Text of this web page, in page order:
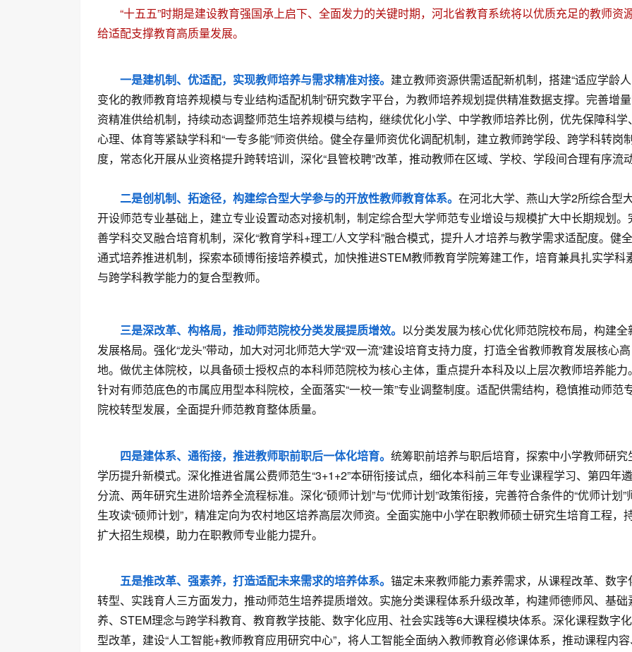
“十五五”时期是建设教育强国承上启下、全面发力的关键时期，河北省教育系统将以优质充足的教师资
给适配支撑教育高质量发展。
一是建机制、优适配，实现教师培养与需求精准对接。 建立教师资源供需适配新机制，搭建“适应学龄
变化的教师教育培养规模与专业结构适配机制”研究数字平台，为教师培养规划提供精准数据支撑。完善增
资精准供给机制，持续动态调整师范生培养规模与结构，继续优化小学、中学教师培养比例，优先保障科学、
心理、体育等紧缺学科和“一专多能”师资供给。健全存量师资优化调配机制，建立教师跨学段、跨学科转岗
度，常态化开展从业资格提升跨转培训，深化“县管校聘”改革，推动教师在区域、学校、学段间合理有序流动
二是创机制、拓途径，构建综合型大学参与的开放性教师教育体系。 在河北大学、燕山大学2所综合型
开设师范专业基础上，建立专业设置动态对接机制，制定综合型大学师范专业增设与规模扩大中长期规划。
善学科交叉融合培育机制，深化“教育学科+理工/人文学科”融合模式，提升人才培养与教学需求适配度。健
通式培养推进机制，探索本硕博衔接培养模式，加快推进STEM教师教育学院筹建工作，培育兼具扎实学科
与跨学科教学能力的复合型教师。
三是深改革、构格局，推动师范院校分类发展提质增效。 以分类发展为核心优化师范院校布局，构建全
发展格局。强化“龙头”带动，加大对河北师范大学“双一流”建设培育支持力度，打造全省教师教育发展核心高
地。做优主体院校，以具备硕士授权点的本科师范院校为核心主体，重点提升本科及以上层次教师培养能力。
针对有师范底色的市属应用型本科院校，全面落实“一校一策”专业调整制度。适配供需结构，稳慎推动师范
院校转型发展，全面提升师范教育整体质量。
四是建体系、通衔接，推进教师职前职后一体化培育。 统筹职前培养与职后培育，探索中小学教师研究
学历提升新模式。深化推进省属公费师范生“3+1+2”本研衔接试点，细化本科前三年专业课程学习、第四年
分流、两年研究生进阶培养全流程标准。深化“硕师计划”与“优师计划”政策衔接，完善符合条件的“优师计划”
生攻读“硕师计划”，精准定向为农村地区培养高层次师资。全面实施中小学在职教师硕士研究生培育工程，
扩大招生规模，助力在职教师专业能力提升。
五是推改革、强素养，打造适配未来需求的培养体系。 锚定未来教师能力素养需求，从课程改革、数字
转型、实践育人三方面发力，推动师范生培养提质增效。实施分类课程体系升级改革，构建师德师风、基础
养、STEM理念与跨学科教育、教育教学技能、数字化应用、社会实践等6大课程模块体系。深化课程数字
型改革，建设“人工智能+教师教育应用研究中心”，将人工智能全面纳入教师教育必修课体系，推动课程内容